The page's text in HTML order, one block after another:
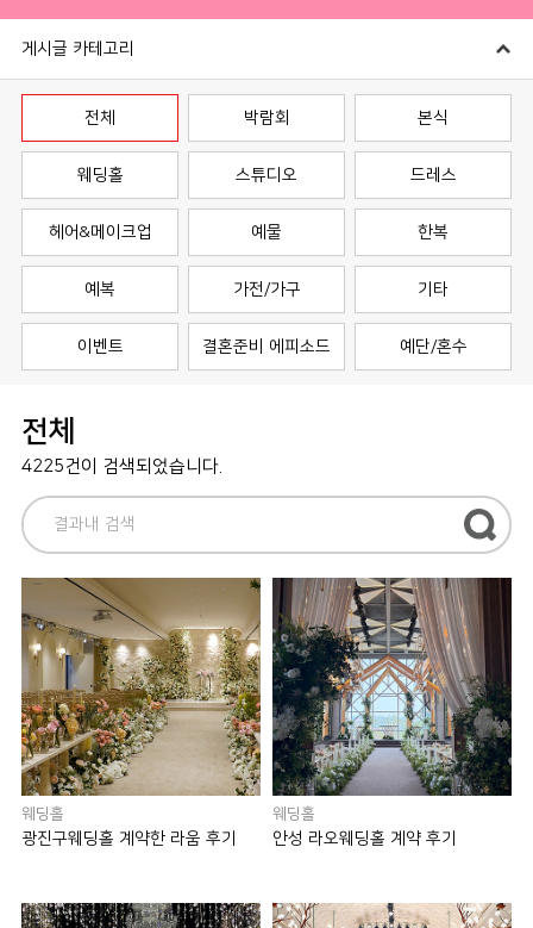
게시글 카테고리
전체 박람회 본식
웨딩홀 스튜디오 드레스
헤어&메이크업 예물 한복
예복 가전/가구 기타
이벤트 결혼준비 에피소드 예단/혼수
전체
4225건이 검색되었습니다.
웨딩홀
광진구웨딩홀 계약한 라움 후기
웨딩홀
안성 라오웨딩홀 계약 후기